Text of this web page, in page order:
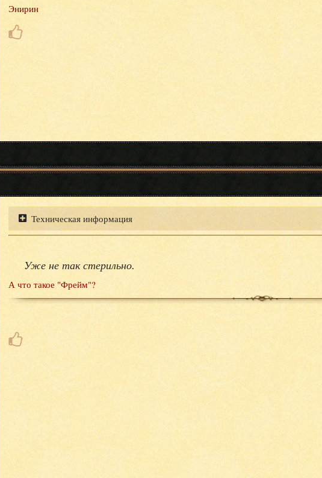
Энирин
Техническая информация
Уже не так стерильно.
А что такое "Фрейм"?